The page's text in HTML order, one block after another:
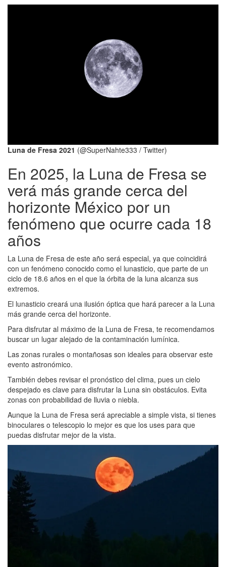
Luna de Fresa 2021 (@SuperNahte333 / Twitter)
En 2025, la Luna de Fresa se
verá más grande cerca del
horizonte México por un
fenómeno que ocurre cada 18
años
La Luna de Fresa de este año será especial, ya que coincidirá
con un fenómeno conocido como el lunasticio, que parte de un
ciclo de 18.6 años en el que la órbita de la luna alcanza sus
extremos.
El lunasticio creará una ilusión óptica que hará parecer a la Luna
más grande cerca del horizonte.
Para disfrutar al máximo de la Luna de Fresa, te recomendamos
buscar un lugar alejado de la contaminación lumínica.
Las zonas rurales o montañosas son ideales para observar este
evento astronómico.
También debes revisar el pronóstico del clima, pues un cielo
despejado es clave para disfrutar la Luna sin obstáculos. Evita
zonas con probabilidad de lluvia o niebla.
Aunque la Luna de Fresa será apreciable a simple vista, si tienes
binoculares o telescopio lo mejor es que los uses para que
puedas disfrutar mejor de la vista.